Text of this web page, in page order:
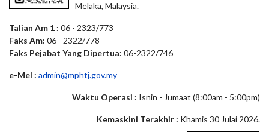
Melaka, Malaysia.
Talian Am 1 : 06 - 2323/773
Faks Am: 06 - 2322/778
Faks Pejabat Yang Dipertua: 06-2322/746
e-Mel : admin@mphtj.gov.my
Waktu Operasi : Isnin - Jumaat (8:00am - 5:00pm)
Kemaskini Terakhir : Khamis 30 Julai 2026.